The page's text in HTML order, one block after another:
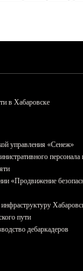
в Хабаровске
управления «Сенеж»
персонала
«Продвижение
пути
дебаркадеров